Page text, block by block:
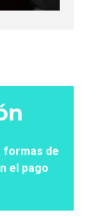
formas de
el pago